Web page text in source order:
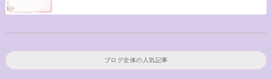
ブログ全体の人気記事